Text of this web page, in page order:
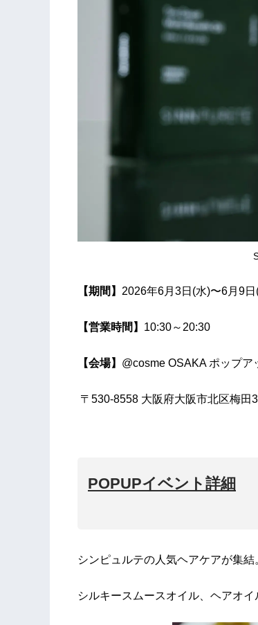
【期間】 2026年6月3日(水)〜6月9日
【営業時間】 10:30～20:30
【会場】 @cosme OSAKA ポップア
〒530-8558 大阪府大阪市北区梅田
POPUPイベント詳細
シンピュルテの人気ヘアケアが集
シルキースムースオイル、ヘアオ